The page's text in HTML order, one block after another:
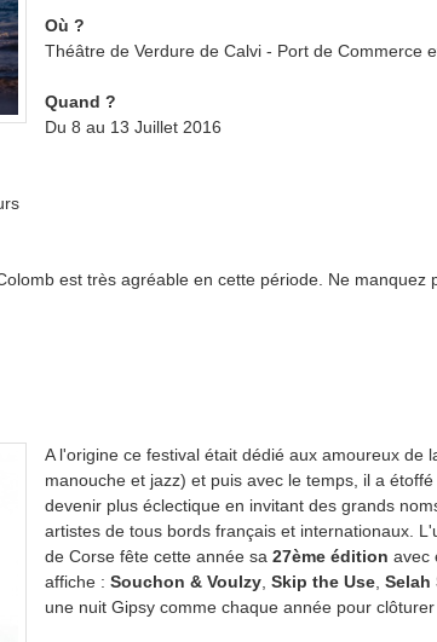
Où ?
Théâtre de Verdure de Calvi - Port de Commerce
Quand ?
Du 8 au 13 Juillet 2016
est très agréable en cette période. Ne manquez
A l'origine ce festival était dédié aux amoureux de
manouche et jazz) et puis avec le temps, il a
devenir plus éclectique en invitant des grands
artistes de tous bords français et internationaux.
de Corse fête cette année sa 27ème édition avec
affiche : Souchon & Voulzy Skip the Use Selah
une nuit Gipsy comme chaque année pour clôturer